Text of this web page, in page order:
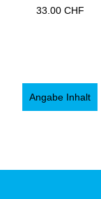
33.00 CHF
Angabe Inhalt